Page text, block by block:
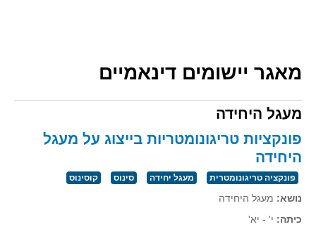
יישומים דינאמיים
פיצוחים
אלגברה
אלגברה
פונקציות
חדו"א
מאגר יישומים דינאמיים
מעגל היחידה
פונקציות טריגונומטריות בייצוג על מעגל
היחידה
פונקציה טריגונומטרית מעגל יחידה סינוס קוסינוס
נושא: מעגל היחידה
כיתה: י' - יא'